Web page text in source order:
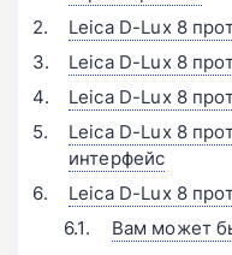
Leica D-Lux 8
Leica D-Lux 8
Leica D-Lux 8
Leica D-Lux 8
интерфейс
Leica D-Lux 8
Вам может